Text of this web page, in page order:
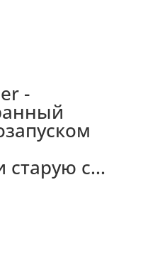
-
с...